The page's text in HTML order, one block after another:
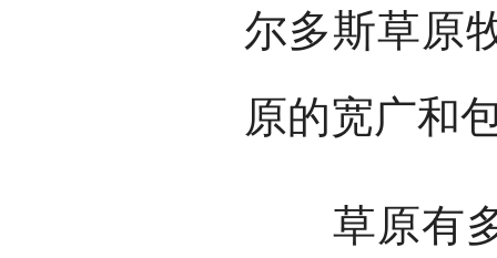
尔多斯草原
原的宽广和
草原有多